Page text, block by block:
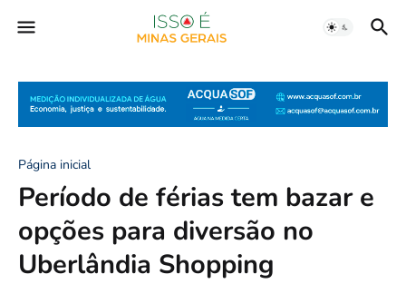
Página inicial
Período de férias tem bazar e
opções para diversão no
Uberlândia Shopping